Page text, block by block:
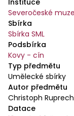
středu. Okraj
palmet.
Severočeské
Sbírka
Sbírka SML
Podsbírka
Kovy - cín
Typ předmětu
Umělecké sbírky
Autor předmětu
Christoph
Datace